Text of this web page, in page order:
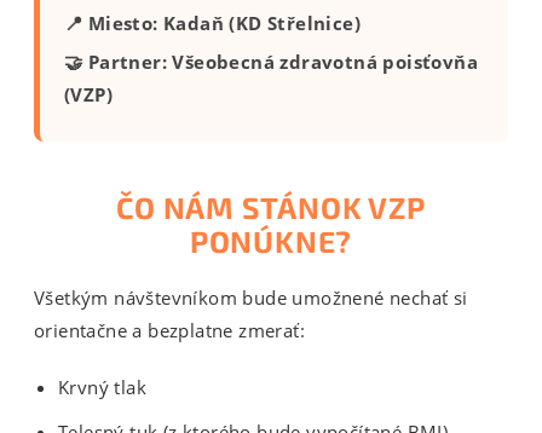
📍 Miesto: Kadaň (KD Střelnice)
🤝 Partner: Všeobecná zdravotná poisťovňa
(VZP)
ČO NÁM STÁNOK VZP
PONÚKNE?
Všetkým návštevníkom bude umožnené nechať si
orientačne a bezplatne zmerať:
Krvný tlak